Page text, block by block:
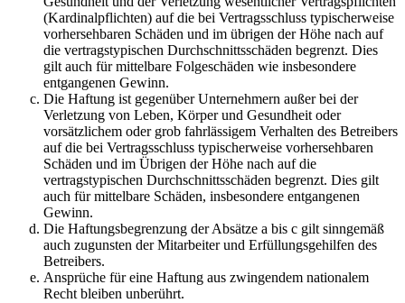
(Kardinalpflichten) auf die bei Vertragsschluss typischerweise
vorhersehbaren Schäden und im übrigen der Höhe nach auf
die vertragstypischen Durchschnittsschäden begrenzt. Dies
gilt auch für mittelbare Folgeschäden wie insbesondere
entgangenen Gewinn.
Die Haftung ist gegenüber Unternehmern außer bei der
Verletzung von Leben, Körper und Gesundheit oder
vorsätzlichem oder grob fahrlässigem Verhalten des Betreibers
auf die bei Vertragsschluss typischerweise vorhersehbaren
Schäden und im Übrigen der Höhe nach auf die
vertragstypischen Durchschnittsschäden begrenzt. Dies gilt
auch für mittelbare Schäden, insbesondere entgangenen
Gewinn.
Die Haftungsbegrenzung der Absätze a bis c gilt sinngemäß
auch zugunsten der Mitarbeiter und Erfüllungsgehilfen des
Betreibers.
Ansprüche für eine Haftung aus zwingendem nationalem
Recht bleiben unberührt.